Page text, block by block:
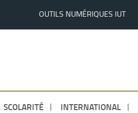
OUTILS NUMÉRIQUES IUT
SCOLARITÉ INTERNATIONAL